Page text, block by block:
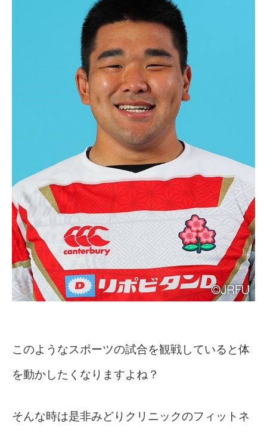
このようなスポーツの試合を観戦していると体
を動かしたくなりますよね？
そんな時は是非みどりクリニックのフィットネ